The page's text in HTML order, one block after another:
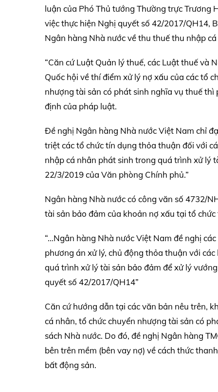
luận của Phó Thủ tướng Thường trực Trương
việc thực hiện Nghị quyết số 42/2017/QH14,
Ngân hàng Nhà nước về thu thuế thu nhập
“Căn cứ Luật Quản lý thuế, các Luật thuế và
Quốc hội về thí điểm xử lý nợ xấu của các tổ
nhượng tài sản có phát sinh nghĩa vụ thuế
định của pháp luật.
Đề nghị Ngân hàng Nhà nước Việt Nam chỉ
triệt các tổ chức tín dụng thỏa thuận đối với
nhập cá nhân phát sinh trong quá trình xử lý
22/3/2019 của Văn phòng Chính phủ.”
Ngân hàng Nhà nước có công văn số 4732/
tài sản bảo đảm của khoản nợ xấu tại tổ
“…Ngân hàng Nhà nước Việt Nam đề nghị
phương án xử lý, chủ động thỏa thuận với
quá trình xử lý tài sản bảo đảm để xử lý
quyết số 42/2017/QH14”
Căn cứ hướng dẫn tại các văn bản nêu trên,
cá nhân, tổ chức chuyển nhượng tài sản có
sách Nhà nước. Do đó, đề nghị Ngân hàng
bên trên mềm (bên vay nợ) về cách thức
bất động sản.